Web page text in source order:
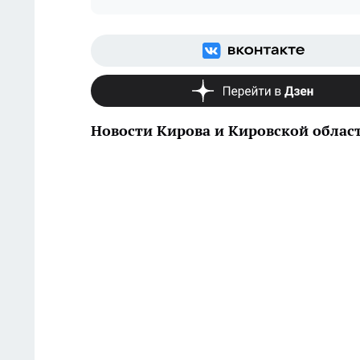
Новости Кирова и Кировской